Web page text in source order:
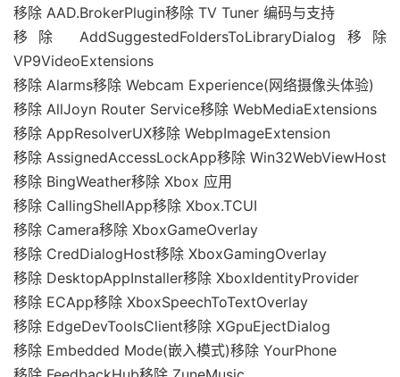
移除 AAD.BrokerPlugin移除 TV Tuner 编码与支持
移除 AddSuggestedFoldersToLibraryDialog移除
VP9VideoExtensions
移除 Alarms移除 Webcam Experience(网络摄像头体验)
移除 AllJoyn Router Service移除 WebMediaExtensions
移除 AppResolverUX移除 WebpImageExtension
移除 AssignedAccessLockApp移除 Win32WebViewHost
移除 BingWeather移除 Xbox 应用
移除 CallingShellApp移除 Xbox.TCUI
移除 Camera移除 XboxGameOverlay
移除 CredDialogHost移除 XboxGamingOverlay
移除 DesktopAppInstaller移除 XboxIdentityProvider
移除 ECApp移除 XboxSpeechToTextOverlay
移除 EdgeDevToolsClient移除 XGpuEjectDialog
移除 Embedded Mode(嵌入模式)移除 YourPhone